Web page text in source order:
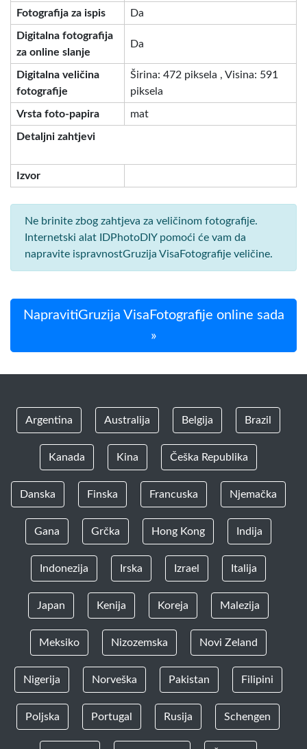
Fotografija za ispis Da
Digitalna fotografija
za online slanje
Da
Digitalna veličina
fotografije
Širina: 472 piksela , Visina: 591
piksela
Vrsta foto-papira mat
Detaljni zahtjevi
Izvor
Ne brinite zbog zahtjeva za veličinom fotografije.
Internetski alat IDPhotoDIY pomoći će vam da
napravite ispravnostGruzija VisaFotografije veličine.
NapravitiGruzija VisaFotografije online sada
»
Argentina Australija Belgija Brazil
Kanada Kina Češka Republika
Danska Finska Francuska Njemačka
Gana Grčka Hong Kong Indija
Indonezija Irska Izrael Italija
Japan Kenija Koreja Malezija
Meksiko Nizozemska Novi Zeland
Nigerija Norveška Pakistan Filipini
Poljska Portugal Rusija Schengen